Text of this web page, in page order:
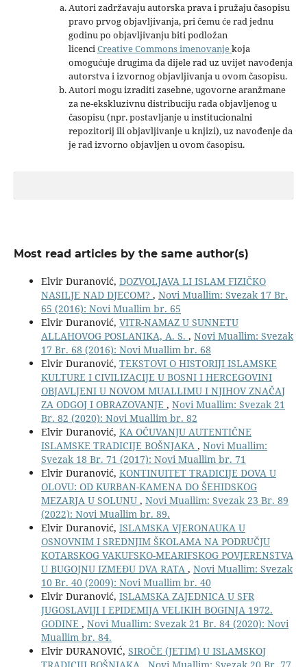
Autori zadržavaju autorska prava i pružaju časopisu
pravo prvog objavljivanja, pri čemu će rad jednu
godinu po objavljivanju biti podložan
licenciCreative Commons imenovanjekoja
omogućuje drugima da dijele rad uz uvijet navođenja
autorstva i izvornog objavljivanja u ovom časopisu.
Autori mogu izraditi zasebne, ugovorne aranžmane
za ne-ekskluzivnu distribuciju rada objavljenog u
časopisu (npr. postavljanje u institucionalni
repozitorij ili objavljivanje u knjizi), uz navođenje da
je rad izvorno objavljen u ovom časopisu.
Most read articles by the same author(s)
Elvir Duranović, DOZVOLJAVA LI ISLAM FIZIČKO
NASILJE NAD DJECOM? , Novi Muallim: Svezak 17 Br.
65 (2016): Novi Muallim br. 65
Elvir Duranović, VITR-NAMAZ U SUNNETU
ALLAHOVOG POSLANIKA, A. S. , Novi Muallim: Svezak
17 Br. 68 (2016): Novi Muallim br. 68
Elvir Duranović, TEKSTOVI O HISTORIJI ISLAMSKE
KULTURE I CIVILIZACIJE U BOSNI I HERCEGOVINI
OBJAVLJENI U NOVOM MUALLIMU I NJIHOV ZNAČAJ
ZA ODGOJ I OBRAZOVANJE , Novi Muallim: Svezak 21
Br. 82 (2020): Novi Muallim br. 82
Elvir Duranović, KA OČUVANJU AUTENTIČNE
ISLAMSKE TRADICIJE BOŠNJAKA , Novi Muallim:
Svezak 18 Br. 71 (2017): Novi Muallim br. 71
Elvir Duranović, KONTINUITET TRADICIJE DOVA U
OLOVU: OD KURBAN-KAMENA DO ŠEHIDSKOG
MEZARJA U SOLUNU , Novi Muallim: Svezak 23 Br. 89
(2022): Novi Muallim br. 89.
Elvir Duranović, ISLAMSKA VJERONAUKA U
OSNOVNIM I SREDNJIM ŠKOLAMA NA PODRUČJU
KOTARSKOG VAKUFSKO-MEARIFSKOG POVJERENSTVA
U BUGOJNU IZMEĐU DVA RATA , Novi Muallim: Svezak
10 Br. 40 (2009): Novi Muallim br. 40
Elvir Duranović, ISLAMSKA ZAJEDNICA U SFR
JUGOSLAVIJI I EPIDEMIJA VELIKIH BOGINJA 1972.
GODINE , Novi Muallim: Svezak 21 Br. 84 (2020): Novi
Muallim br. 84.
Elvir DURANOVIĆ, SIROČE (JETIM) U ISLAMSKOJ